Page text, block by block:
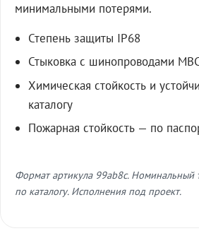
минимальными потерями.
Степень защиты IP68
Стыковка с шинопроводами
Химическая стойкость и
каталогу
Пожарная стойкость — по
Формат артикула 99ab8c. Номинальный
по каталогу. Исполнения под проект.